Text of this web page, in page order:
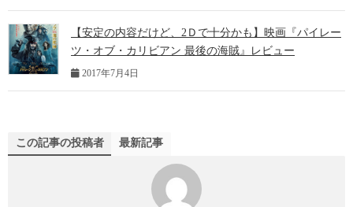
【安定の内容だけど、2Ｄで十分かも】映画『パイレー
ツ・オブ・カリビアン 最後の海賊』レビュー
2017年7月4日
この記事の投稿者 最新記事